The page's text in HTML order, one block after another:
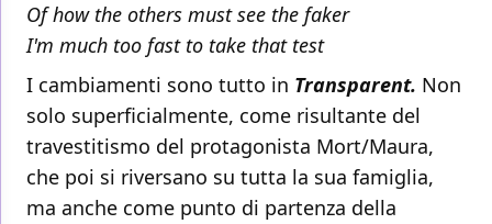
Of how the others must see the faker
I'm much too fast to take that test
I cambiamenti sono tutto in Transparent. Non
solo superficialmente, come risultante del
travestitismo del protagonista Mort/Maura,
che poi si riversano su tutta la sua famiglia,
ma anche come punto di partenza della